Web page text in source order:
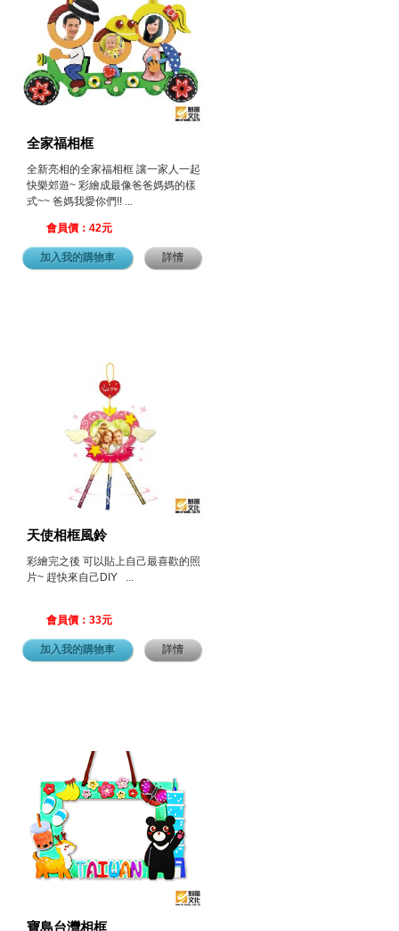
全家福相框
全新亮相的全家福相框 讓一家人一起
快樂郊遊~ 彩繪成最像爸爸媽媽的樣
式~~ 爸媽我愛你們!! ...
會員價：42元
加入我的購物車 詳情
天使相框風鈴
彩繪完之後 可以貼上自己最喜歡的照
片~ 趕快來自己DIY ...
會員價：33元
加入我的購物車 詳情
寶島台灣相框